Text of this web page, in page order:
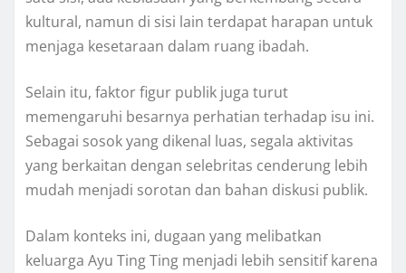
kultural, namun di sisi lain terdapat harapan untuk
menjaga kesetaraan dalam ruang ibadah.
Selain itu, faktor figur publik juga turut
memengaruhi besarnya perhatian terhadap isu ini.
Sebagai sosok yang dikenal luas, segala aktivitas
yang berkaitan dengan selebritas cenderung lebih
mudah menjadi sorotan dan bahan diskusi publik.
Dalam konteks ini, dugaan yang melibatkan
keluarga Ayu Ting Ting menjadi lebih sensitif karena